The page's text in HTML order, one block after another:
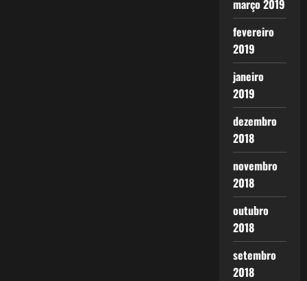
março 2019
fevereiro
2019
janeiro
2019
dezembro
2018
novembro
2018
outubro
2018
setembro
2018